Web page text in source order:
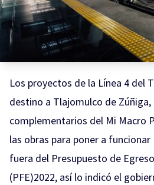
Los proyectos de la Línea 4 del
destino a Tlajomulco de
complementarios del Mi Macro
las obras para poner a
fuera del Presupuesto de
(PFE)2022, así lo indicó el